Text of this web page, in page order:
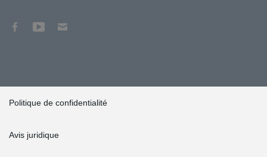
Politique de confidentialité
Avis juridique